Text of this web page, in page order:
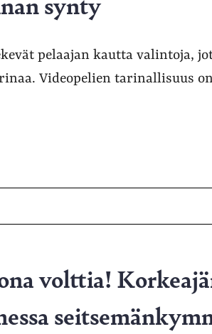
pelaajan kautta valintoja,
Videopelien tarinallisuus
volttia!